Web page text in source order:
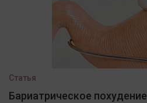
Статья
Бариатрическое похудение